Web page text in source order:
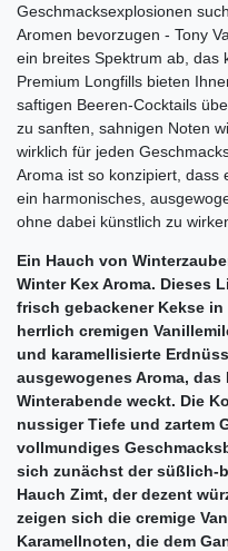
Geschmacksexplosionen
Aromen bevorzugen - Tony
ein breites Spektrum ab, das
Premium Longfills bieten
saftigen Beeren-Cocktails
zu sanften, sahnigen Noten
wirklich für jeden
Aroma ist so konzipiert, dass
ein harmonisches,
ohne dabei künstlich zu
Ein Hauch von
Winter Kex Aroma. Dieses
frisch gebackener Kekse
herrlich cremigen
und karamellisierte
ausgewogenes Aroma,
Winterabende weckt. Die
nussiger Tiefe und zartem
vollmundiges
sich zunächst der süßlich-
Hauch Zimt, der dezent
zeigen sich die cremige
Karamellnoten, die dem